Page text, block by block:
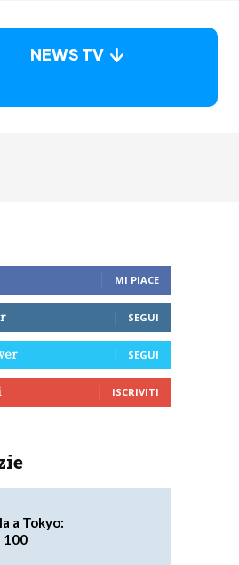
NEWS TV
MI PIACE
SEGUI
SEGUI
ISCRIVITI
a Tokyo:
100